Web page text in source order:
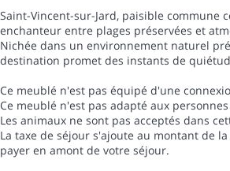
Saint-Vincent-sur-Jard, paisible commune
enchanteur entre plages préservées et
Nichée dans un environnement naturel
destination promet des instants de
Ce meublé n'est pas équipé d'une
Ce meublé n'est pas adapté aux
Les animaux ne sont pas acceptés dans
La taxe de séjour s'ajoute au montant de
payer en amont de votre séjour.